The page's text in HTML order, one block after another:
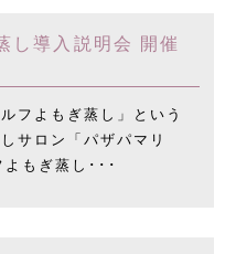
し導入説明会 開催
フよもぎ蒸し」という
サロン「パザパマリ
もぎ蒸し･･･